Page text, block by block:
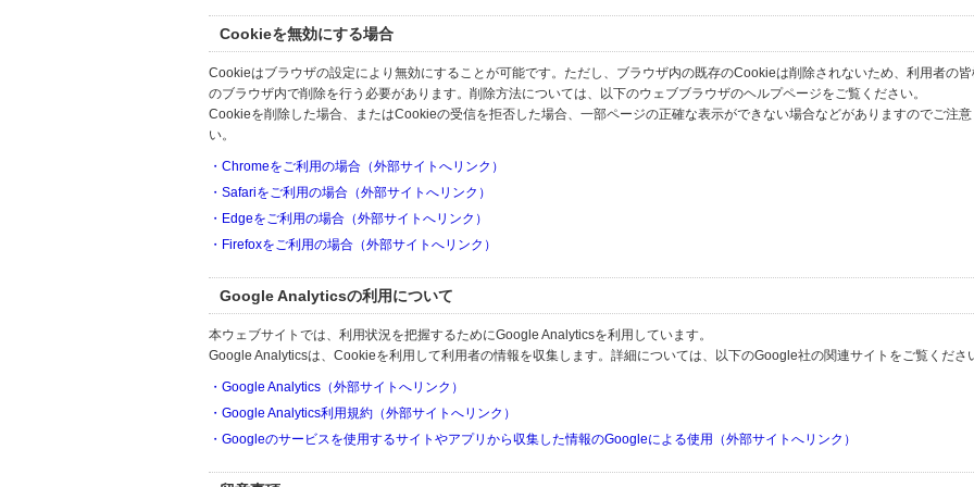
Cookieを無効にする場合
Cookieはブラウザの設定により無効にすることが可能です。ただし、ブラウザ内の既存のCookieは削除されないため、利用者の
のブラウザ内で削除を行う必要があります。削除方法については、以下のウェブブラウザのヘルプページをご覧ください。
Cookieを削除した場合、またはCookieの受信を拒否した場合、一部ページの正確な表示ができない場合などがありますのでご注意
い。
・Chromeをご利用の場合（外部サイトへリンク）
・Safariをご利用の場合（外部サイトへリンク）
・Edgeをご利用の場合（外部サイトへリンク）
・Firefoxをご利用の場合（外部サイトへリンク）
Google Analyticsの利用について
本ウェブサイトでは、利用状況を把握するためにGoogle Analyticsを利用しています。
Google Analyticsは、Cookieを利用して利用者の情報を収集します。詳細については、以下のGoogle社の関連サイトをご覧くださ
・Google Analytics（外部サイトへリンク）
・Google Analytics利用規約（外部サイトへリンク）
・Googleのサービスを使用するサイトやアプリから収集した情報のGoogleによる使用（外部サイトへリンク）